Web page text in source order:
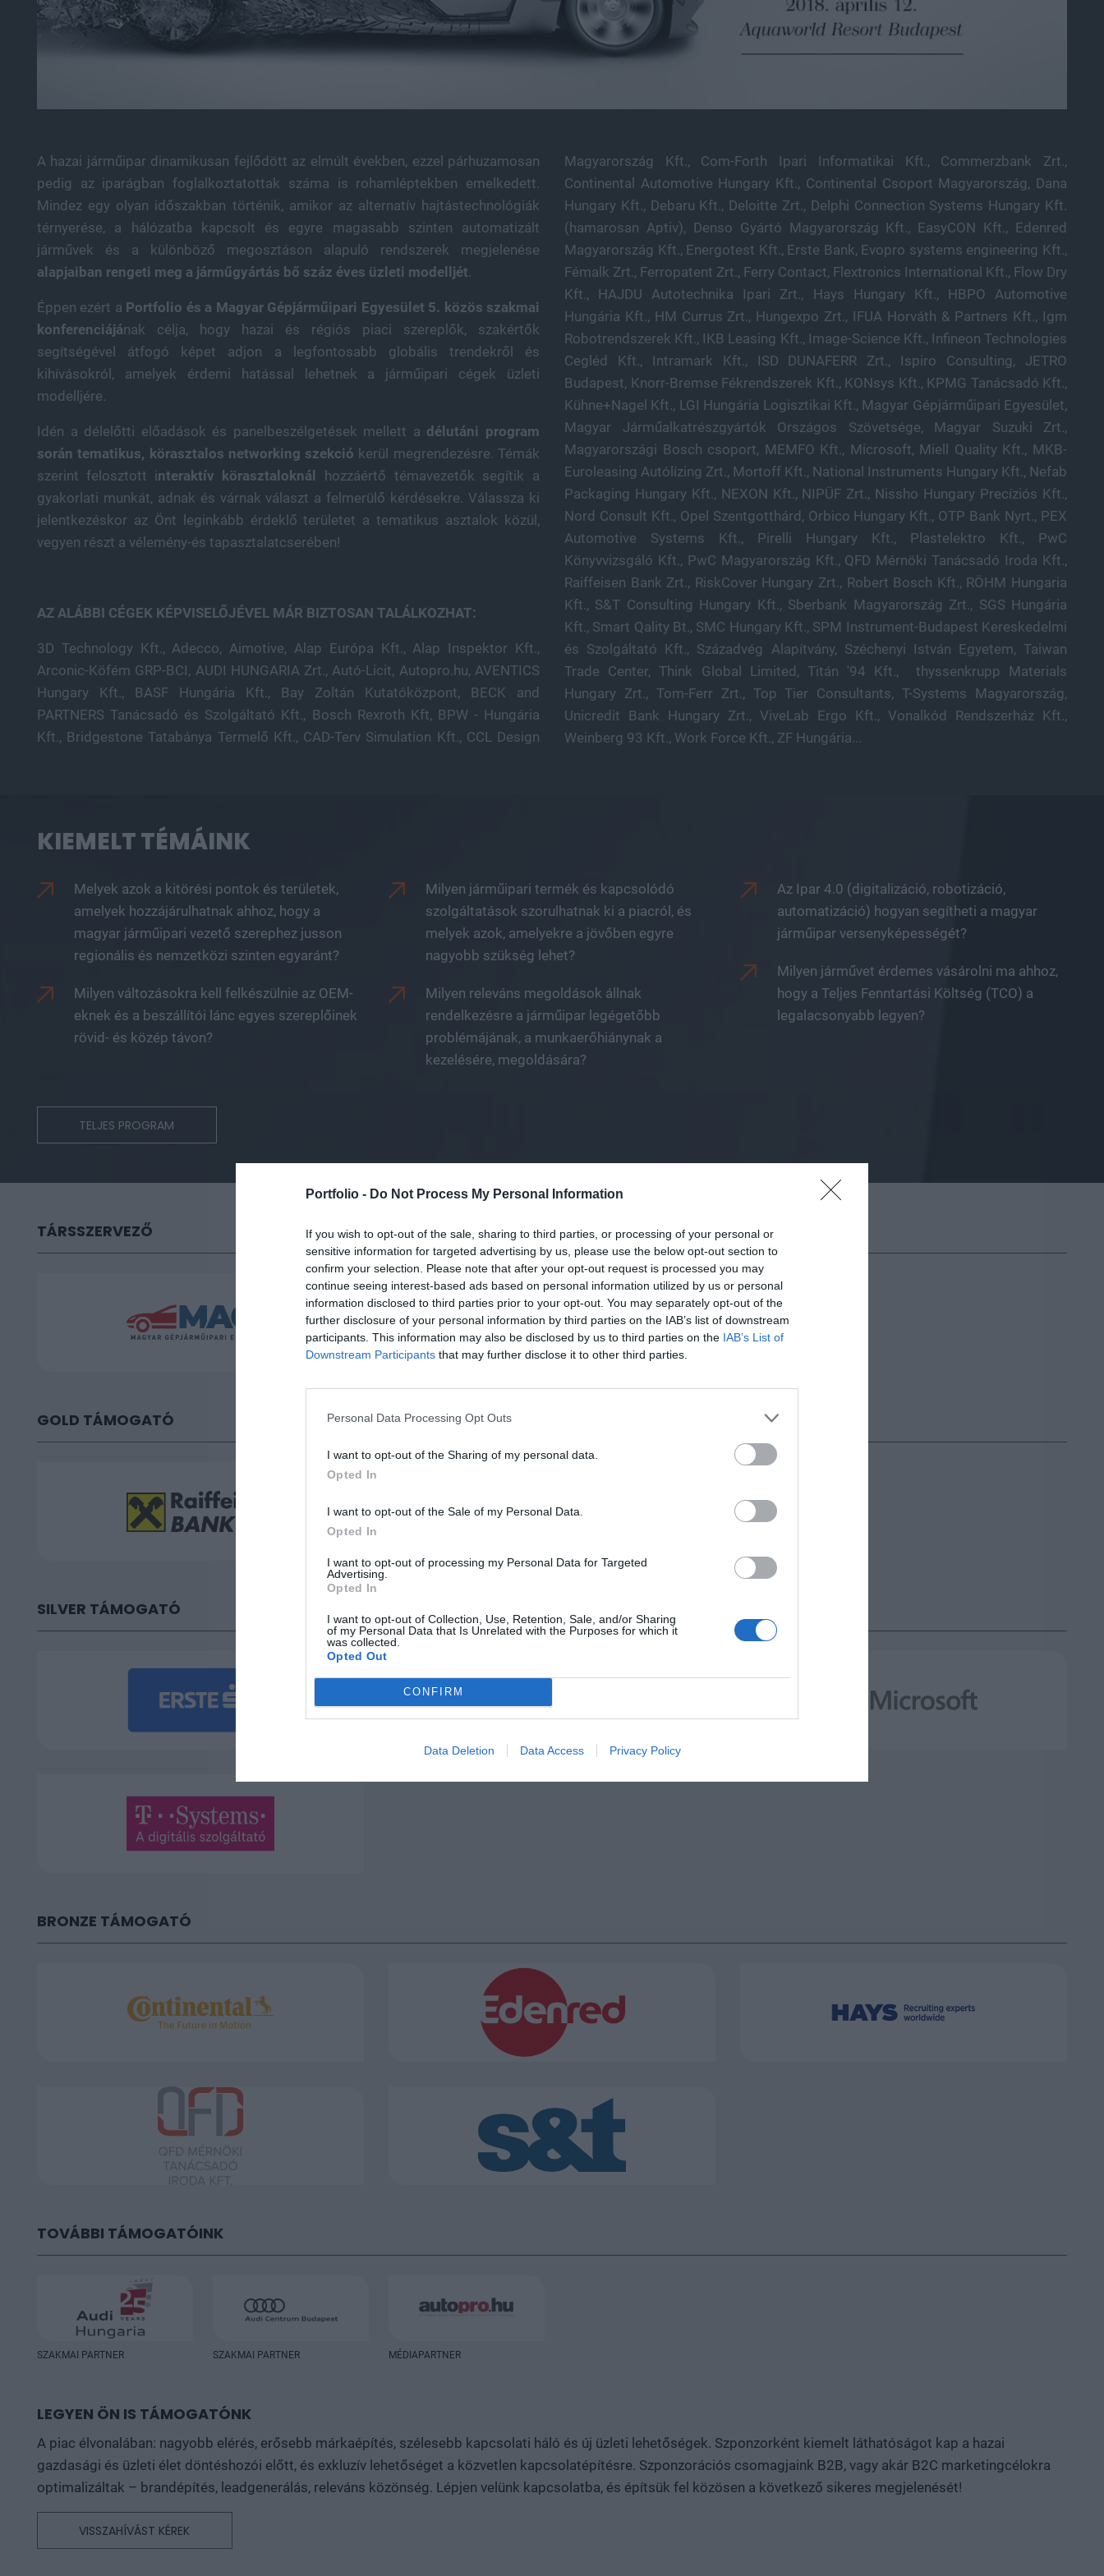
Portfolio - Do Not Process My Personal Information
If you wish to opt-out of the sale, sharing to third parties, or processing of your personal or
sensitive information for targeted advertising by us, please use the below opt-out section to
confirm your selection. Please note that after your opt-out request is processed you may
continue seeing interest-based ads based on personal information utilized by us or personal
information disclosed to third parties prior to your opt-out. You may separately opt-out of the
further disclosure of your personal information by third parties on the IAB’s list of downstream
participants. This information may also be disclosed by us to third parties on the IAB’s List of
Downstream Participants that may further disclose it to other third parties.
Personal Data Processing Opt Outs
I want to opt-out of the Sharing of my personal data.
Opted In
I want to opt-out of the Sale of my Personal Data.
Opted In
I want to opt-out of processing my Personal Data for Targeted
Advertising.
Opted In
I want to opt-out of Collection, Use, Retention, Sale, and/or Sharing
of my Personal Data that Is Unrelated with the Purposes for which it
was collected.
Opted Out
CONFIRM
Data Deletion Data Access Privacy Policy
A hazai járműipar dinamikusan fejlődött az elmúlt években, ezzel párhuzamosan
pedig az iparágban foglalkoztatottak száma is rohamléptekben emelkedett.
Mindez egy olyan időszakban történik, amikor az alternatív hajtástechnológiák
térnyerése, a hálózatba kapcsolt és egyre magasabb szinten automatizált
járművek és a különböző megosztáson alapuló rendszerek megjelenése
alapjaiban rengeti meg a járműgyártás bő száz éves üzleti modelljét.
Éppen ezért a Portfolio és a Magyar Gépjárműipari Egyesület 5. közös szakmai
konferenciájának célja, hogy hazai és régiós piaci szereplők, szakértők
segítségével átfogó képet adjon a legfontosabb globális trendekről és
kihívásokról, amelyek érdemi hatással lehetnek a járműipari cégek üzleti
modelljére.
Idén a délelőtti előadások és panelbeszélgetések mellett a délutáni program
során tematikus, körasztalos networking szekció kerül megrendezésre. Témák
szerint felosztott interaktív körasztaloknál
hozzáértő témavezetők segítik a
gyakorlati munkát, adnak és várnak választ a felmerülő kérdésekre. Válassza ki
jelentkezéskor az Önt leginkább érdeklő területet a tematikus asztalok közül,
vegyen részt a vélemény-és tapasztalatcserében!
AZ ALÁBBI CÉGEK KÉPVISELŐJÉVEL MÁR BIZTOSAN TALÁLKOZHAT:
3D Technology Kft., Adecco, Aimotive, Alap Európa Kft., Alap Inspektor Kft.,
Arconic-Köfém GRP-BCI, AUDI HUNGARIA Zrt., Autó-Licit, Autopro.hu, AVENTICS
Hungary Kft., BASF Hungária Kft., Bay Zoltán Kutatóközpont, BECK and
PARTNERS Tanácsadó és Szolgáltató Kft., Bosch Rexroth Kft, BPW - Hungária
Kft., Bridgestone Tatabánya Termelő Kft., CAD-Terv Simulation Kft., CCL Design
Magyarország Kft., Com-Forth Ipari Informatikai Kft., Commerzbank Zrt.,
Continental Automotive Hungary Kft., Continental Csoport Magyarország, Dana
Hungary Kft., Debaru Kft., Deloitte Zrt., Delphi Connection Systems Hungary Kft.
(hamarosan Aptiv), Denso Gyártó Magyarország Kft., EasyCON Kft., Edenred
Magyarország Kft., Energotest Kft., Erste Bank, Evopro systems engineering Kft.,
Fémalk Zrt., Ferropatent Zrt., Ferry Contact, Flextronics International Kft., Flow Dry
Kft., HAJDU Autotechnika Ipari Zrt., Hays Hungary Kft., HBPO Automotive
Hungária Kft., HM Currus Zrt., Hungexpo Zrt., IFUA Horváth & Partners Kft., Igm
Robotrendszerek Kft., IKB Leasing Kft., Image-Science Kft., Infineon Technologies
Cegléd Kft., Intramark Kft., ISD DUNAFERR Zrt., Ispiro Consulting, JETRO
Budapest, Knorr-Bremse Fékrendszerek Kft., KONsys Kft., KPMG Tanácsadó Kft.,
Kühne+Nagel Kft., LGI Hungária Logisztikai Kft., Magyar Gépjárműipari Egyesület,
Magyar Járműalkatrészgyártók Országos Szövetsége, Magyar Suzuki Zrt.,
Magyarországi Bosch csoport, MEMFO Kft., Microsoft, Miell Quality Kft., MKB-
Euroleasing Autólízing Zrt., Mortoff Kft., National Instruments Hungary Kft., Nefab
Packaging Hungary Kft., NEXON Kft., NIPÜF Zrt., Nissho Hungary Precíziós Kft.,
Nord Consult Kft., Opel Szentgotthárd, Orbico Hungary Kft., OTP Bank Nyrt., PEX
Automotive Systems Kft., Pirelli Hungary Kft., Plastelektro Kft., PwC
Könyvvizsgáló Kft., PwC Magyarország Kft., QFD Mérnöki Tanácsadó Iroda Kft.,
Raiffeisen Bank Zrt., RiskCover Hungary Zrt., Robert Bosch Kft., RÖHM Hungaria
Kft., S&T Consulting Hungary Kft., Sberbank Magyarország Zrt., SGS Hungária
Kft., Smart Qality Bt., SMC Hungary Kft., SPM Instrument-Budapest Kereskedelmi
és Szolgáltató Kft., Századvég Alapítvány, Széchenyi István Egyetem, Taiwan
Trade Center, Think Global Limited, Titán '94 Kft., thyssenkrupp Materials
Hungary Zrt., Tom-Ferr Zrt., Top Tier Consultants, T-Systems Magyarország,
Unicredit Bank Hungary Zrt., ViveLab Ergo Kft., Vonalkód Rendszerház Kft.,
Weinberg 93 Kft., Work Force Kft., ZF Hungária...
KIEMELT TÉMÁINK
Melyek azok a kitörési pontok és területek,
amelyek hozzájárulhatnak ahhoz, hogy a
magyar járműipari vezető szerephez jusson
regionális és nemzetközi szinten egyaránt?
Milyen változásokra kell felkészülnie az OEM-
eknek és a beszállítói lánc egyes szereplőinek
rövid- és közép távon?
Milyen járműipari termék és kapcsolódó
szolgáltatások szorulhatnak ki a piacról, és
melyek azok, amelyekre a jövőben egyre
nagyobb szükség lehet?
Milyen releváns megoldások állnak
rendelkezésre a járműipar legégetőbb
problémájának, a munkaerőhiánynak a
kezelésére, megoldására?
Az Ipar 4.0 (digitalizáció, robotizáció,
automatizáció) hogyan segítheti a magyar
járműipar versenyképességét?
Milyen járművet érdemes vásárolni ma ahhoz,
hogy a Teljes Fenntartási Költség (TCO) a
legalacsonyabb legyen?
TELJES PROGRAM
TÁRSSZERVEZŐ
GOLD TÁMOGATÓ
SILVER TÁMOGATÓ
BRONZE TÁMOGATÓ
TOVÁBBI TÁMOGATÓINK
SZAKMAI PARTNER SZAKMAI PARTNER MÉDIAPARTNER
LEGYEN ÖN IS TÁMOGATÓNK
A piac élvonalában: nagyobb elérés, erősebb márkaépítés, szélesebb kapcsolati háló és új üzleti lehetőségek. Szponzorként kiemelt láthatóságot kap a hazai
gazdasági és üzleti élet döntéshozói előtt, és exkluzív lehetőséget a közvetlen kapcsolatépítésre. Szponzorációs csomagjaink B2B, vagy akár B2C marketingcélokra
optimalizáltak – brandépítés, leadgenerálás, releváns közönség. Lépjen velünk kapcsolatba, és építsük fel közösen a következő sikeres megjelenését!
VISSZAHÍVÁST KÉREK